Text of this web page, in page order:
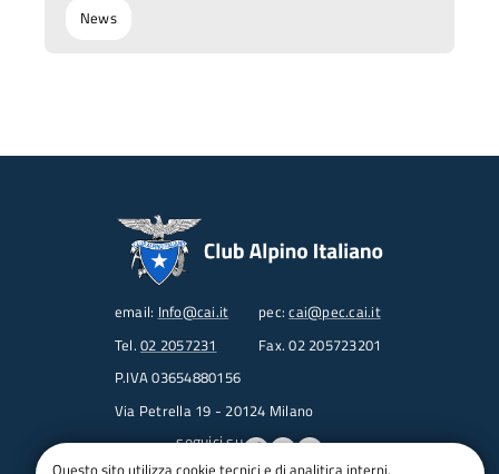
News
email: Info@cai.it pec:cai@pec.cai.it
Tel. 02 2057231
Fax. 02 205723201
P.IVA 03654880156
Via Petrella 19 - 20124 Milano
seguici su
Questo sito utilizza cookie tecnici e di analitica interni.